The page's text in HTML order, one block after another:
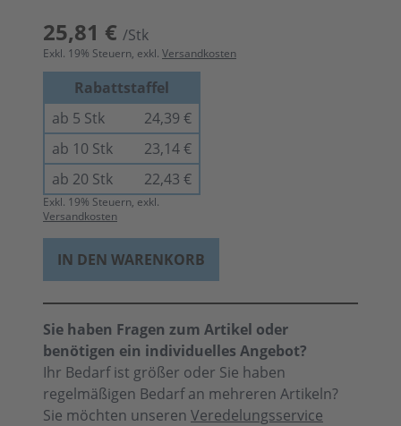
25,81 € /Stk
Exkl. 19% Steuern, exkl. Versandkosten
Rabattstaffel
ab 5 Stk
24,39 €
ab 10 Stk
23,14 €
ab 20 Stk
22,43 €
Exkl. 19% Steuern, exkl.
Versandkosten
IN DEN WARENKORB
Sie haben Fragen zum Artikel oder
benötigen ein individuelles Angebot?
Ihr Bedarf ist größer oder Sie haben
regelmäßigen Bedarf an mehreren Artikeln?
Sie möchten unseren Veredelungsservice